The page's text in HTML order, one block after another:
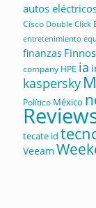
autos
Cisco Double Click
entretenimiento
finanzas
company HPE ia
kaspersky
Político México
tecate id
Veeam